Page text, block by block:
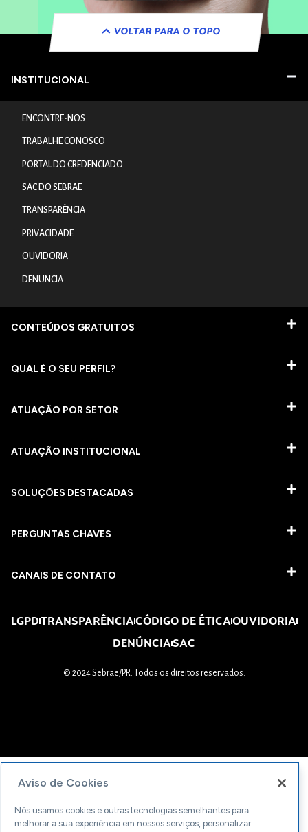
VOLTAR PARA O TOPO
INSTITUCIONAL
ENCONTRE-NOS
TRABALHE CONOSCO
PORTAL DO CREDENCIADO
SAC DO SEBRAE
TRANSPARÊNCIA
PRIVACIDADE
OUVIDORIA
DENUNCIA
CONTEÚDOS GRATUITOS
QUAL É O SEU PERFIL?
ATUAÇÃO POR SETOR
ATUAÇÃO INSTITUCIONAL
SOLUÇÕES DESTACADAS
PERGUNTAS CHAVES​
CANAIS DE CONTATO
LGPDTRANSPARÊNCIACÓDIGO DE ÉTICAOUVIDORIA
DENÚNCIASAC
© 2024 Sebrae/PR. Todos os direitos reservados.
Aviso de Cookies
Nós usamos cookies e outras tecnologias semelhantes para
melhorar a sua experiência em nossos serviços, personalizar